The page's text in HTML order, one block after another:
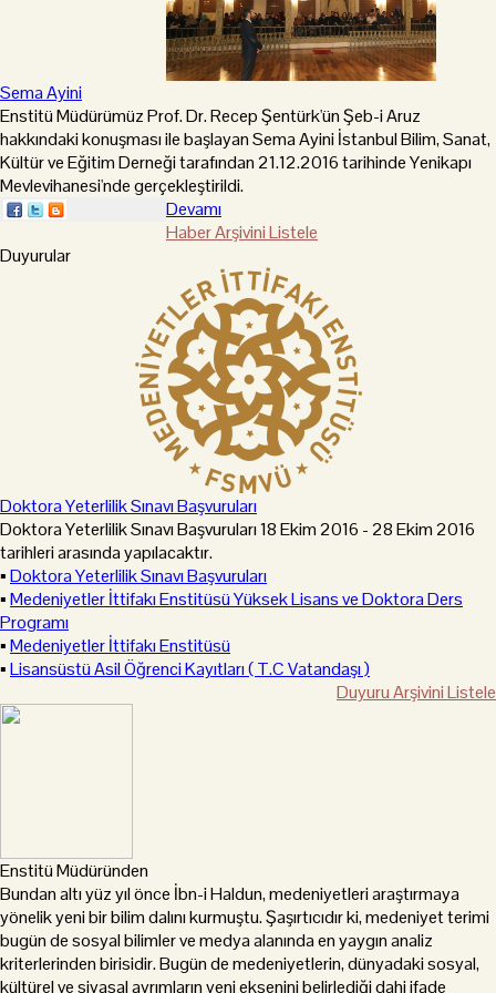
Sema Ayini
Enstitü Müdürümüz Prof. Dr. Recep Şentürk'ün Şeb-i Aruz
hakkındaki konuşması ile başlayan Sema Ayini İstanbul Bilim, Sanat,
Kültür ve Eğitim Derneği tarafından 21.12.2016 tarihinde Yenikapı
Mevlevihanesi'nde gerçekleştirildi.
Devamı
Haber Arşivini Listele
Duyurular
Doktora Yeterlilik Sınavı Başvuruları
Doktora Yeterlilik Sınavı Başvuruları 18 Ekim 2016 - 28 Ekim 2016
tarihleri arasında yapılacaktır.
▪Doktora Yeterlilik Sınavı Başvuruları
▪Medeniyetler İttifakı Enstitüsü Yüksek Lisans ve Doktora Ders
Programı
▪Medeniyetler İttifakı Enstitüsü
▪Lisansüstü Asil Öğrenci Kayıtları ( T.C Vatandaşı )
Duyuru Arşivini Listele
Enstitü Müdüründen
Bundan altı yüz yıl önce İbn-i Haldun, medeniyetleri araştırmaya
yönelik yeni bir bilim dalını kurmuştu. Şaşırtıcıdır ki, medeniyet terimi
bugün de sosyal bilimler ve medya alanında en yaygın analiz
kriterlerinden birisidir. Bugün de medeniyetlerin, dünyadaki sosyal,
kültürel ve siyasal ayrımların yeni eksenini belirlediği dahi ifade